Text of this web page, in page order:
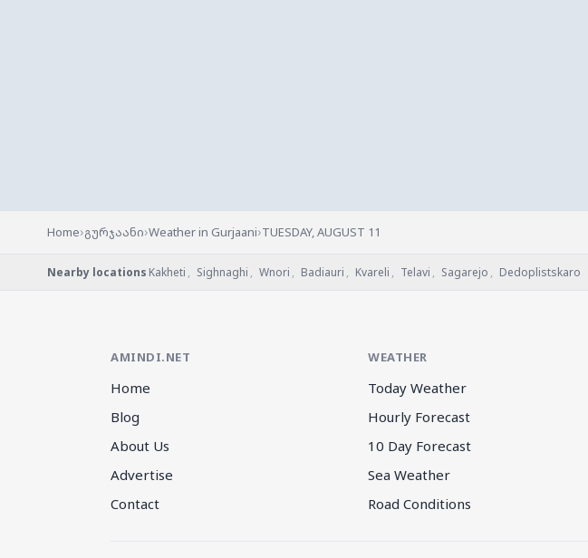
Home›გურჯაანი›Weather in Gurjaani›TUESDAY, AUGUST 11
Nearby locations Kakheti , Sighnaghi , Wnori , Badiauri , Kvareli , Telavi , Sagarejo , Dedoplistskaro
AMINDI.NET
Home
Blog
About Us
Advertise
Contact
WEATHER
Today Weather
Hourly Forecast
10 Day Forecast
Sea Weather
Road Conditions